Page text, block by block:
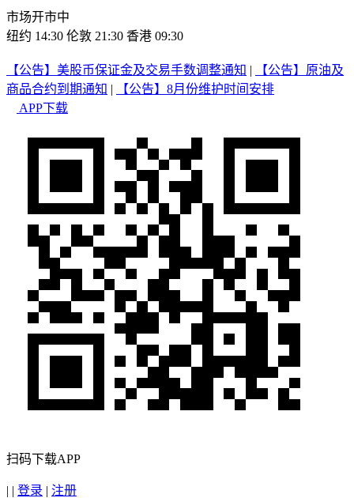
市场开市中
纽约 14:30 伦敦 21:30 香港 09:30
【公告】美股币保证金及交易手数调整通知 |
【公告】原油及
商品合约到期通知 |
【公告】8月份维护时间安排
APP下载
扫码下载APP
| | 登录 | 注册